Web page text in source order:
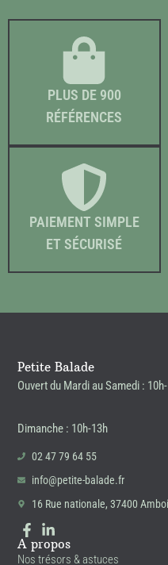
PLUS DE 900
RÉFÉRENCES
PAIEMENT SIMPLE
ET SÉCURISÉ
Petite Balade
Ouvert du Mardi au Samedi :
Dimanche : 10h-13h
02 47 79 64 55
info@petite-balade.fr
16 Rue nationale, 37400
A propos
Nos trésors & astuces